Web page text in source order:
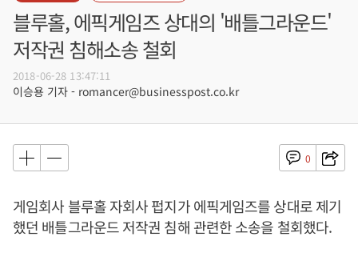
블루홀, 에픽게임즈 상대의 '배틀그라운드'
저작권 침해소송 철회
2018-06-28 13:47:11
이승용 기자 - romancer@businesspost.co.kr
0
게임회사 블루홀 자회사 펍지가 에픽게임즈를 상대로 제기
했던 배틀그라운드 저작권 침해 관련한 소송을 철회했다.